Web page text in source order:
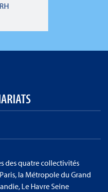
des quatre collectivités
la Métropole du Grand
Le Havre Seine